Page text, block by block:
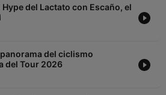
del Lactato con Escaño, el
del ciclismo
del Tour 2026